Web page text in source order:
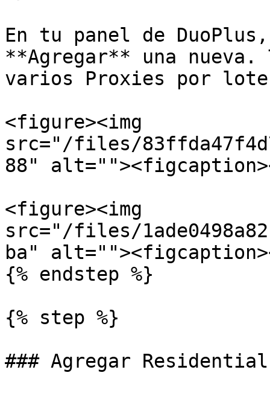
En tu panel de
**Agregar** una nueva.
varios Proxies por
<figure><img
src="/files/
88"
<figure><img
src="/files/
ba"
{% endstep %}
{% step %}
### Agregar